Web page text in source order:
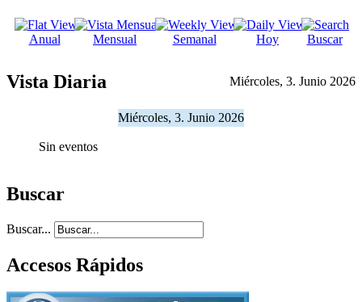
Anual Mensual Semanal Hoy Buscar
Vista Diaria Miércoles, 3. Junio 2026
Miércoles, 3. Junio 2026
Sin eventos
Buscar
Buscar...
Accesos Rápidos